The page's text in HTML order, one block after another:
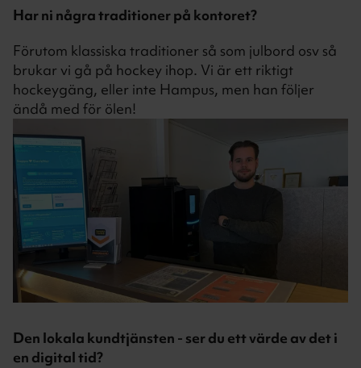
Har ni några traditioner på kontoret?
Förutom klassiska traditioner så som julbord osv så
brukar vi gå på hockey ihop. Vi är ett riktigt
hockeygäng, eller inte Hampus, men han följer
ändå med för ölen!
Den lokala kundtjänsten - ser du ett värde av det i
en digital tid?